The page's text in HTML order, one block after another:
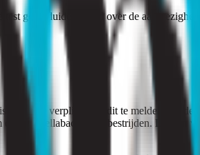
geeft duidelijkheid over de
verplicht om dit te melden aan de
legionellabacterie te bestrijden. Dit kan